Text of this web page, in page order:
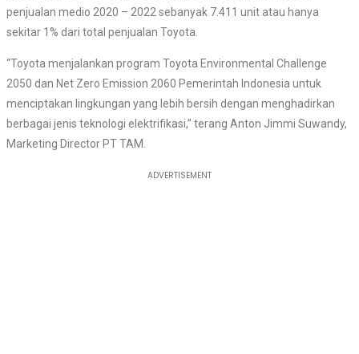
penjualan medio 2020 – 2022 sebanyak 7.411 unit atau hanya
sekitar 1% dari total penjualan Toyota.
“Toyota menjalankan program Toyota Environmental Challenge
2050 dan Net Zero Emission 2060 Pemerintah Indonesia untuk
menciptakan lingkungan yang lebih bersih dengan menghadirkan
berbagai jenis teknologi elektrifikasi,” terang Anton Jimmi Suwandy,
Marketing Director PT TAM.